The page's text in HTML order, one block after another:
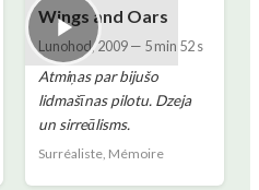
Wings and Oars
Lunohod,2009— 5 min 52 s
Atmiņas par bijušo
lidmašīnas pilotu. Dzeja
un sirreālisms.
Surréaliste, Mémoire